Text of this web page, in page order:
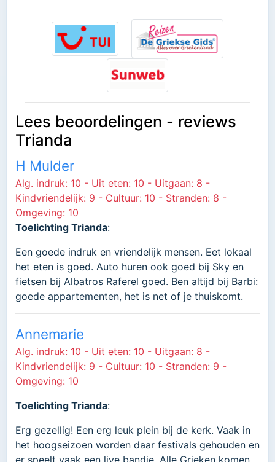
Lees beoordelingen - reviews
Trianda
H Mulder
Alg. indruk: 10 - Uit eten: 10 - Uitgaan: 8 -
Kindvriendelijk: 9 - Cultuur: 10 - Stranden: 8 -
Omgeving: 10
Toelichting Trianda:
Een goede indruk en vriendelijk mensen. Eet lokaal
het eten is goed. Auto huren ook goed bij Sky en
fietsen bij Albatros Raferel goed. Ben altijd bij Barbi:
goede appartementen, het is net of je thuiskomt.
Annemarie
Alg. indruk: 10 - Uit eten: 10 - Uitgaan: 8 -
Kindvriendelijk: 9 - Cultuur: 10 - Stranden: 9 -
Omgeving: 10
Toelichting Trianda:
Erg gezellig! Een erg leuk plein bij de kerk. Vaak in
het hoogseizoen worden daar festivals gehouden en